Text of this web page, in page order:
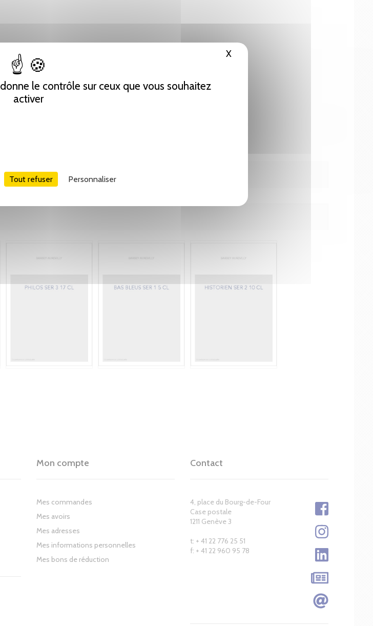
le contrôle sur ceux que vous souhaitez
activer
Tout refuser Personnaliser
X Masquer le bandeau des cookies
Mon compte
Mes commandes
Mes avoirs
Mes adresses
Mes informations personnelles
Mes bons de réduction
Contact
4, place du Bourg-de-Four
Case postale
1211 Genève 3
t: + 41 22 776 25 51
f: + 41 22 960 95 78